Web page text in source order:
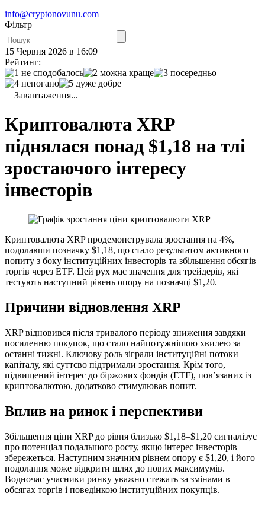
info@cryptonovunu.com
Фiльтр
15 Червня 2026 в 16:09
Рейтинг:
Завантаження...
Криптовалюта XRP
піднялася понад $1,18 на тлі
зростаючого інтересу
інвесторів
Криптовалюта XRP продемонструвала зростання на 4%,
подолавши позначку $1,18, що стало результатом активного
попиту з боку інституційних інвесторів та збільшення обсягів
торгів через ETF. Цей рух має значення для трейдерів, які
тестують наступний рівень опору на позначці $1,20.
Причини відновлення XRP
XRP відновився після тривалого періоду зниження завдяки
посиленню покупок, що стало найпотужнішою хвилею за
останні тижні. Ключову роль зіграли інституційні потоки
капіталу, які суттєво підтримали зростання. Крім того,
підвищений інтерес до біржових фондів (ETF), пов’язаних із
криптовалютою, додатково стимулював попит.
Вплив на ринок і перспективи
Збільшення ціни XRP до рівня близько $1,18–$1,20 сигналізує
про потенціал подальшого росту, якщо інтерес інвесторів
збережеться. Наступним значним рівнем опору є $1,20, і його
подолання може відкрити шлях до нових максимумів.
Водночас учасники ринку уважно стежать за змінами в
обсягах торгів і поведінкою інституційних покупців.